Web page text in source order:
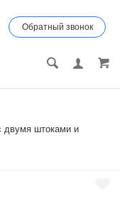
Обратный звонок
двумя штоками и